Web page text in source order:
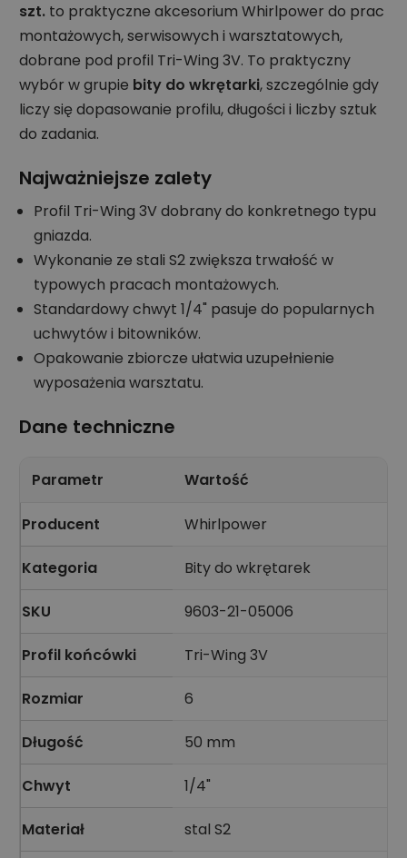
szt. to praktyczne akcesorium Whirlpower do prac
montażowych, serwisowych i warsztatowych,
dobrane pod profil Tri-Wing 3V. To praktyczny
wybór w grupie bity do wkrętarki, szczególnie gdy
liczy się dopasowanie profilu, długości i liczby sztuk
do zadania.
Najważniejsze zalety
Profil Tri-Wing 3V dobrany do konkretnego typu
gniazda.
Wykonanie ze stali S2 zwiększa trwałość w
typowych pracach montażowych.
Standardowy chwyt 1/4" pasuje do popularnych
uchwytów i bitowników.
Opakowanie zbiorcze ułatwia uzupełnienie
wyposażenia warsztatu.
Dane techniczne
Parametr Wartość
Producent Whirlpower
Kategoria Bity do wkrętarek
SKU 9603-21-05006
Profil końcówki Tri-Wing 3V
Rozmiar 6
Długość 50 mm
Chwyt 1/4"
Materiał stal S2